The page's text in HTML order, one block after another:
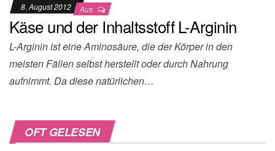
8. August 2012 Aus
Käse und der Inhaltsstoff L-Arginin
L-Arginin ist eine Aminosäure, die der Körper in den
meisten Fällen selbst herstellt oder durch Nahrung
aufnimmt. Da diese natürlichen…
OFT GELESEN